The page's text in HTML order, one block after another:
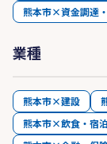
熊本市×資金調達
業種
熊本市×建設
熊本市×飲食・宿泊